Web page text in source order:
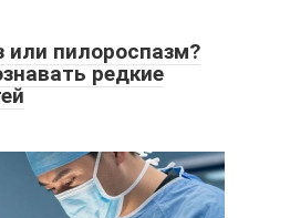
или пилороспазм?
редкие